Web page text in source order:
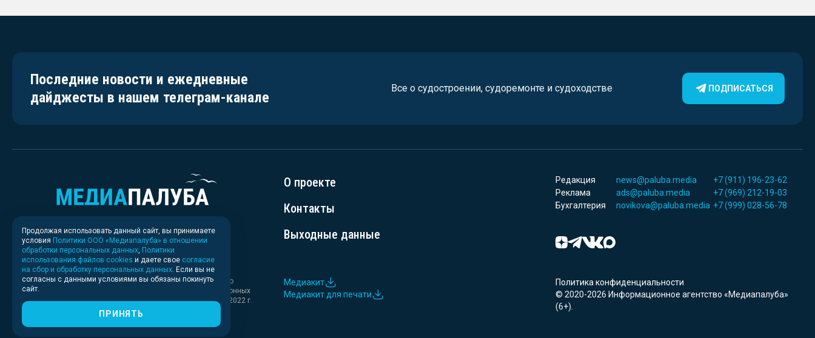
Последние новости и ежедневные
дайджесты в нашем телеграм-канале
Все о судостроении, судоремонте и судоходстве ПОДПИСАТЬСЯ
О проекте
Контакты
Выходные данные
Редакция news@paluba.media
+7 (911) 196-23-62
Реклама
ads@paluba.media
+7 (969) 212-19-03
Бухгалтерия
novikova@paluba.media +7 (999) 028-56-78
Свидетельство о регистрации СМИ ИА № ФС 77 - 83037 выдано
Федеральной службой по надзору в сфере связи, информационных
технологий и массовых коммуникаций (Роскомнадзор) 30.03.2022 г.
Медиакит
Медиакит для печати
Политика конфиденциальности
© 2020-2026 Информационное агентство «Медиапалуба»
(6+).
Продолжая использовать данный сайт, вы принимаете
условия Политики ООО «Медиапалуба» в отношении
обработки персональных данных Политики
использования файлов cookies и даете свое согласие
на сбор и обработку персональных данных . Если вы не
согласны с данными условиями вы обязаны покинуть
сайт.
ПРИНЯТЬ